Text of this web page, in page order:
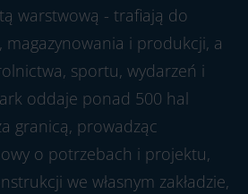
warstwową - trafiają do
magazynowania i produkcji, a
sportu, wydarzeń i
oddaje ponad 500 hal
granicą, prowadząc
o potrzebach i projektu,
we własnym zakładzie,